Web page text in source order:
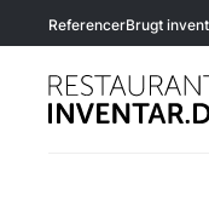
ReferencerBrugt